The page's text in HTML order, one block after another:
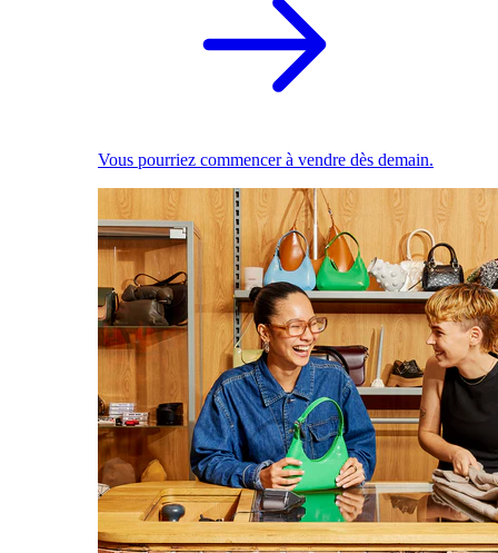
Vous pourriez commencer à vendre dès demain.